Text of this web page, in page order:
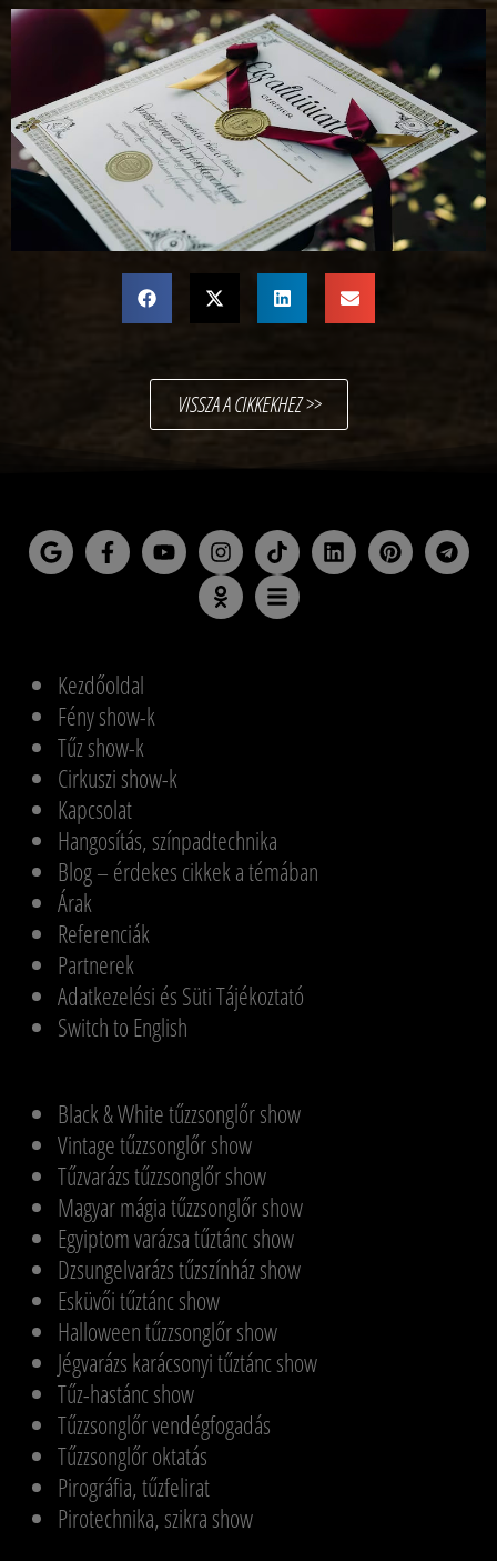
VISSZA A CIKKEKHEZ >>
Kezdőoldal
Fény show-k
Tűz show-k
Cirkuszi show-k
Kapcsolat
Hangosítás, színpadtechnika
Blog – érdekes cikkek a témában
Árak
Referenciák
Partnerek
Adatkezelési és Süti Tájékoztató
Switch to English
Black & White tűzzsonglőr show
Vintage tűzzsonglőr show
Tűzvarázs tűzzsonglőr show
Magyar mágia tűzzsonglőr show
Egyiptom varázsa tűztánc show
Dzsungelvarázs tűzszínház show
Esküvői tűztánc show
Halloween tűzzsonglőr show
Jégvarázs karácsonyi tűztánc show
Tűz-hastánc show
Tűzzsonglőr vendégfogadás
Tűzzsonglőr oktatás
Pirográfia, tűzfelirat
Pirotechnika, szikra show